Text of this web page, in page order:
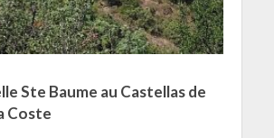
Ste Baume au Castellas de
Coste